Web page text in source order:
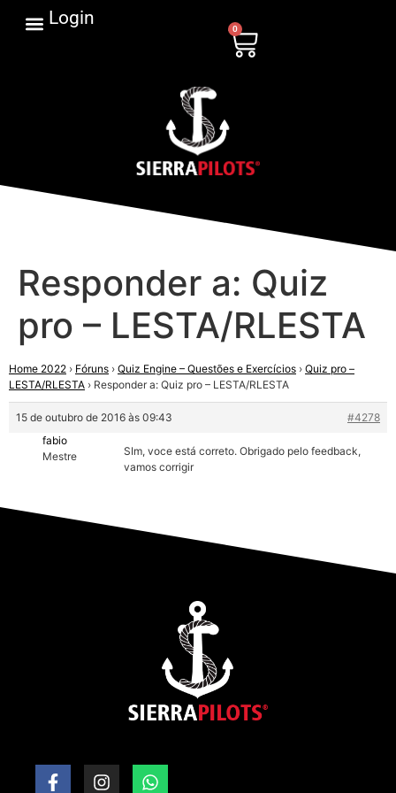
Login
0
Responder a: Quiz
pro – LESTA/RLESTA
Home 2022 › Fóruns › Quiz Engine – Questões e Exercícios › Quiz pro –
LESTA/RLESTA › Responder a: Quiz pro – LESTA/RLESTA
15 de outubro de 2016 às 09:43
#4278
fabio
Mestre
SIm, voce está correto. Obrigado pelo feedback,
vamos corrigir